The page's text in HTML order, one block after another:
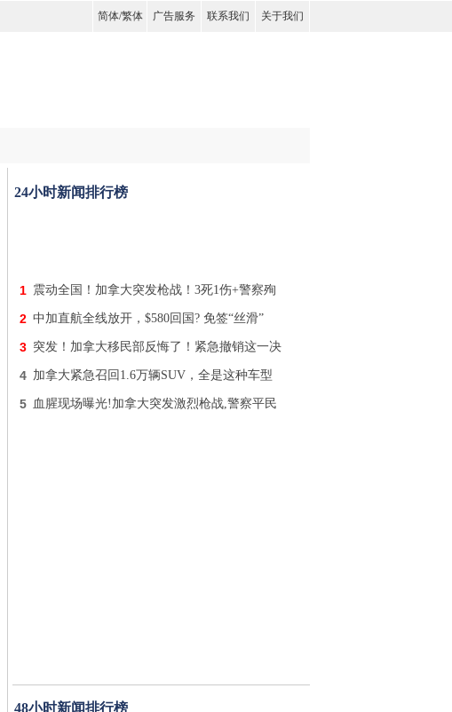
简体/繁体 广告服务 联系我们 关于我们
24小时新闻排行榜
1 震动全国！加拿大突发枪战！3死1伤+警察殉
2 中加直航全线放开，$580回国? 免签“丝滑”
3 突发！加拿大移民部反悔了！紧急撤销这一决
4 加拿大紧急召回1.6万辆SUV，全是这种车型
5 血腥现场曝光!加拿大突发激烈枪战,警察平民
48小时新闻排行榜